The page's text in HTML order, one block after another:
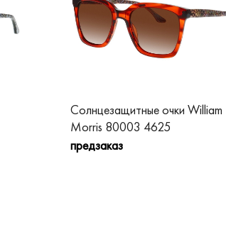
Солнцезащитные очки William
Morris 80003 4625
предзаказ